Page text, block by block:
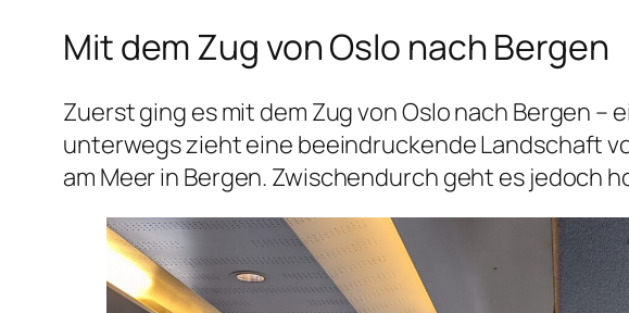
Mit dem Zug von Oslo nach Bergen
Zuerst ging es mit dem Zug von Oslo nach Bergen
unterwegs zieht eine beeindruckende Landschaft
am Meer in Bergen. Zwischendurch geht es jedoch